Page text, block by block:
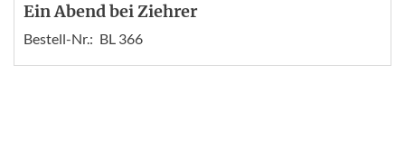
Ein Abend bei Ziehrer
Bestell-Nr.: BL 366